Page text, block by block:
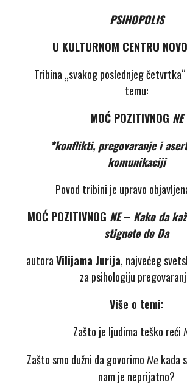
PSIHOPOLIS
U KULTURNOM CENTRU
Tribina „svakog poslednjeg
temu:
MOĆ POZITIVNOG NE
*konflikti, pregovaranje i
komunikaciji
Povod tribini je upravo
MOĆ POZITIVNOG NE– Kako da
stignete do Da
autoraVilijama Jurija, najvećeg
za psihologiju
Više o temi:
Zašto je ljudima teško reći
Zašto smo dužni da govorimo Ne kada
nam je neprijatno?